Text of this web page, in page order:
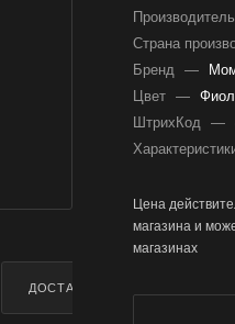
ДОСТАВКА
Производитель
Страна
Бренд —
Цвет —
ШтрихКод —
Цена
магазина и
магазинах